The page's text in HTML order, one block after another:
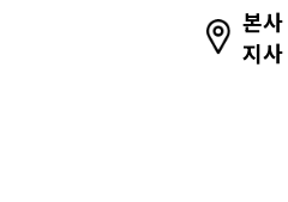
본사
지사